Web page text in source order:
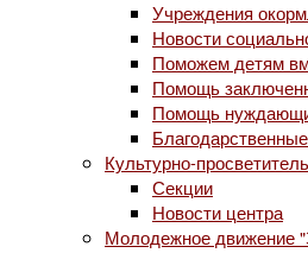
Учреждения
Новости
Поможем детям
Помощь
Помощь
Культурно-
Секции
Новости центра
Молодежное движение